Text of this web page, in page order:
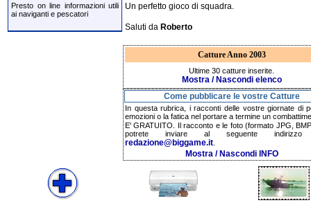
Presto on line informazioni utili
ai naviganti e pescatori
Un perfetto gioco di squadra.
Saluti da Roberto
Catture Anno 2003
Ultime 30 catture inserite.
Mostra / Nascondi elenco
Come pubblicare le vostre Catture
In questa rubrica, i racconti delle vostre giornate di
emozioni o la fatica nel portare a termine un
E' GRATUITO. Il racconto e le foto (formato JPG,
potrete inviare al seguente indirizzo
redazione@biggame.it
Mostra / Nascondi INFO